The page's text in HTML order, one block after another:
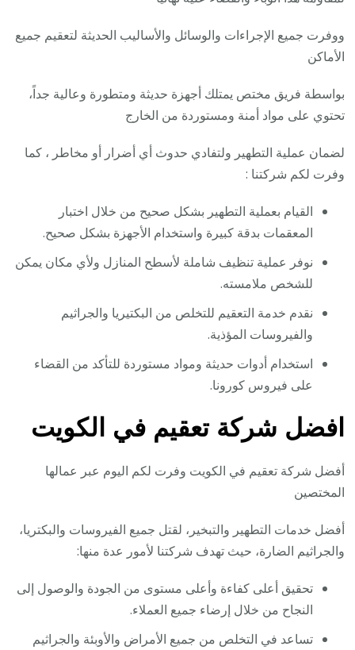
ووفرت جميع الإجراءات والوسائل والأساليب الحديثة لتعقيم جميع
الأماكن
بواسطة فريق مختص يمتلك أجهزة حديثة ومتطورة وعالية جداً،
تحتوي على مواد أمنة ومستوردة من الخارج
لضمان عملية التطهير ولتفادي حدوث أي أضرار أو مخاطر ، كما
وفرت لكم شركتنا :
القيام بعملية التطهير بشكل صحيح من خلال اختبار
المعقمات بدقة كبيرة واستخدام الأجهزة بشكل صحيح.
نوفر عملية تنظيف شاملة لأسطح المنازل ولأي مكان يمكن
للشخص ملامسته.
نقدم خدمة التعقيم للتخلص من البكتيريا والجراثيم
والفيروسات المؤذية.
استخدام أدوات حديثة ومواد مستوردة للتأكد من القضاء
على فيروس كورونا.
افضل شركة تعقيم في الكويت
أفضل شركة تعقيم في الكويت وفرت لكم اليوم عبر عمالها
المختصين
أفضل خدمات التطهير والتبخير، لقتل جميع الفيروسات والبكتريا،
والجراثيم الضارة، حيث تهدف شركتنا لأمور عدة منها:
تحقيق أعلى كفاءة وأعلى مستوى من الجودة والوصول إلى
النجاح من خلال إرضاء جميع العملاء.
تساعد في التخلص من جميع الأمراض والأوبئة والجراثيم